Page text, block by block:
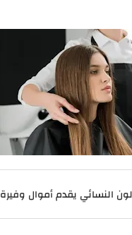
النسائي يقدم أموال وفيرة